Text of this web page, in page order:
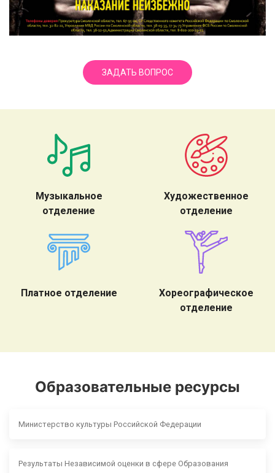
ЗАДАТЬ ВОПРОС
Музыкальное
отделение
Художественное
отделение
Платное отделение
Хореографическое
отделение
Образовательные ресурсы
Министерство культуры Российской Федерации
Результаты Независимой оценки в сфере Образования